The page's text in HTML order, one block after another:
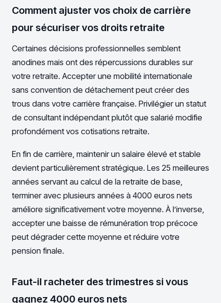
Comment ajuster vos choix de carrière
pour sécuriser vos droits retraite
Certaines décisions professionnelles semblent
anodines mais ont des répercussions durables sur
votre retraite. Accepter une mobilité internationale
sans convention de détachement peut créer des
trous dans votre carrière française. Privilégier un statut
de consultant indépendant plutôt que salarié modifie
profondément vos cotisations retraite.
En fin de carrière, maintenir un salaire élevé et stable
devient particulièrement stratégique. Les 25 meilleures
années servant au calcul de la retraite de base,
terminer avec plusieurs années à 4000 euros nets
améliore significativement votre moyenne. À l’inverse,
accepter une baisse de rémunération trop précoce
peut dégrader cette moyenne et réduire votre
pension finale.
Faut-il racheter des trimestres si vous
gagnez 4000 euros nets